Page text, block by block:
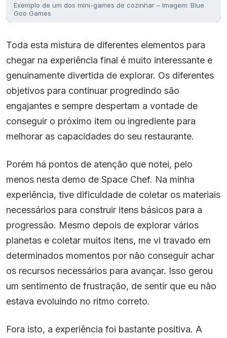
Exemplo de um dos mini-games de cozinhar – Imagem: Blue
Goo Games
Toda esta mistura de diferentes elementos para
chegar na experiência final é muito interessante e
genuinamente divertida de explorar. Os diferentes
objetivos para continuar progredindo são
engajantes e sempre despertam a vontade de
conseguir o próximo item ou ingrediente para
melhorar as capacidades do seu restaurante.
Porém há pontos de atenção que notei, pelo
menos nesta demo de Space Chef. Na minha
experiência, tive dificuldade de coletar os materiais
necessários para construir itens básicos para a
progressão. Mesmo depois de explorar vários
planetas e coletar muitos itens, me vi travado em
determinados momentos por não conseguir achar
os recursos necessários para avançar. Isso gerou
um sentimento de frustração, de sentir que eu não
estava evoluindo no ritmo correto.
Fora isto, a experiência foi bastante positiva. A